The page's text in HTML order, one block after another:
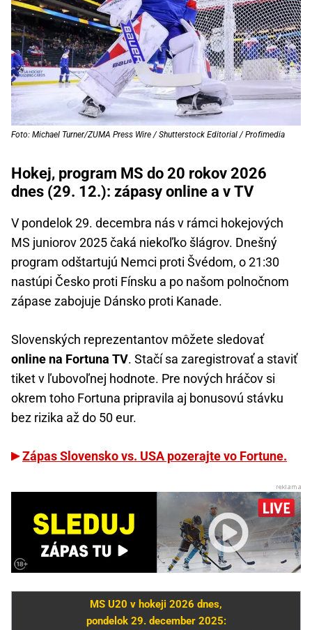
Foto: Michael Turner/ZUMA Press Wire / Shutterstock Editorial / Profimedia
Hokej, program MS do 20 rokov 2026
dnes (29. 12.): zápasy online a v TV
V pondelok 29. decembra nás v rámci hokejových
MS juniorov 2025 čaká niekoľko šlágrov. Dnešný
program odštartujú Nemci proti Švédom, o 21:30
nastúpi Česko proti Fínsku a po našom polnočnom
zápase zabojuje Dánsko proti Kanade.
Slovenských reprezentantov môžete sledovať
online na Fortuna TV. Stačí sa zaregistrovať a staviť
tiket v ľubovoľnej hodnote. Pre nových hráčov si
okrem toho Fortuna pripravila aj bonusovú stávku
bez rizika až do 50 eur.
Zápas Slovensko vs. USA pozerajte vo Fortune.
MS U20 v hokeji 2026 dnes,
pondelok 29. december 2025: